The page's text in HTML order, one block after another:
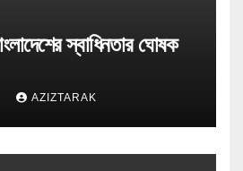
AZIZTARAK